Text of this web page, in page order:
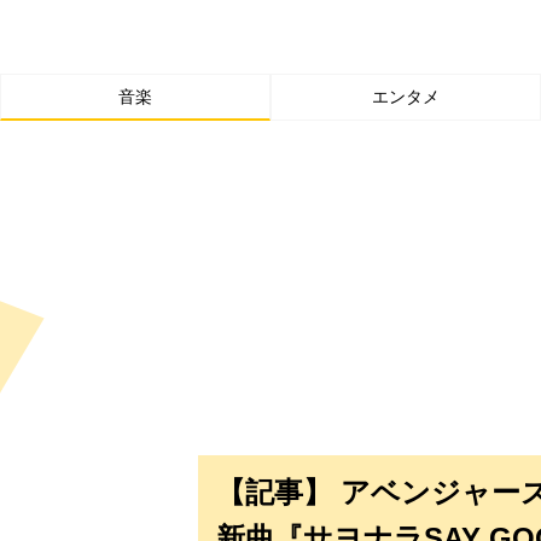
音楽 エンタメ
【記事】 アベンジャ